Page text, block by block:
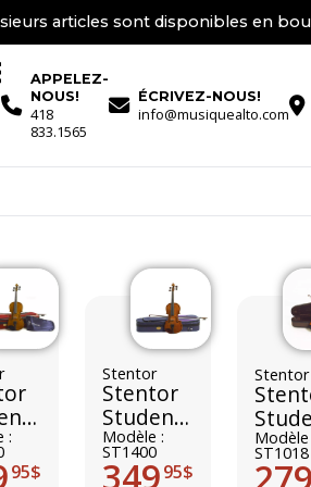
articles sont disponibles en
APPELEZ-
NOUS!
418
833.1565
ÉCRIVEZ-NOUS!
info@musiquealto.com
:
95$
Stentor
Stentor
Student
IModèle :
ST1400
34995$
Stentor
Modèle
ST1018
279